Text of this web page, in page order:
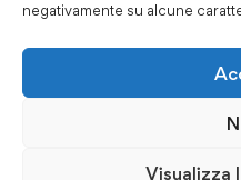
negativamente su alcune
Visualizza
Formazione finanziata
Forum Nazionale
Cookie